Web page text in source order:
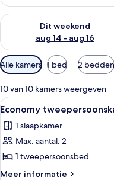
Dit weekend
aug 14 - aug 16
De beschikbaarheid
Beschikbare
filters
voor
kamers
Alle kamers 1 bed 2 bedden
10 van 10 kamers weergeven
Alle
foto's
voor
Economy
tweepersoonskamer,
1
4
Economy
1 slaapkamer
Max. aantal: 2
1 tweepersoonsbed
Meer informatie
Meer